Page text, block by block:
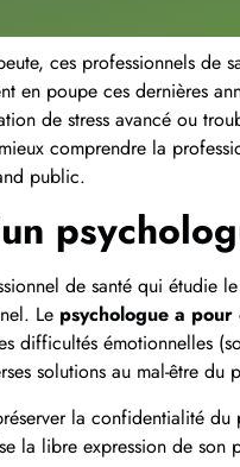
ces professionnels de
en poupe ces dernières
de stress avancé ou
comprendre la
public.
de santé qui étudie
Le psychologue a
difficultés émotionnelles
solutions au mal-être du
la confidentialité
la libre expression de son